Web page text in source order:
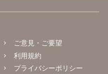
ご意見・ご要望
利用規約
プライバシーポリシー